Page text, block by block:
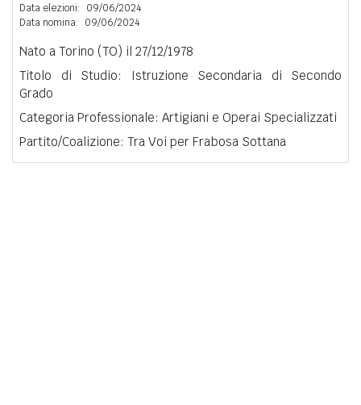
Data elezioni:
09/06/2024
Data nomina:
09/06/2024
Nato a Torino (TO) il 27/12/1978
Titolo di Studio: Istruzione Secondaria di Secondo
Grado
Categoria Professionale: Artigiani e Operai Specializzati
Partito/Coalizione: Tra Voi per Frabosa Sottana